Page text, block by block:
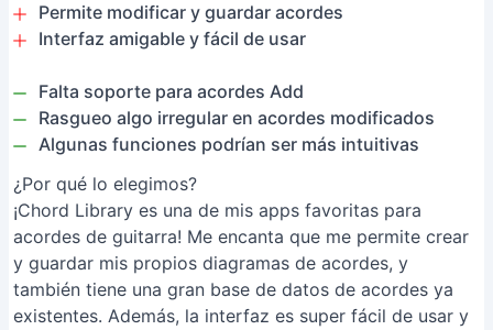
Permite modificar y guardar acordes
Interfaz amigable y fácil de usar
Falta soporte para acordes Add
Rasgueo algo irregular en acordes modificados
Algunas funciones podrían ser más intuitivas
¿Por qué lo elegimos?
¡Chord Library es una de mis apps favoritas para
acordes de guitarra! Me encanta que me permite crear
y guardar mis propios diagramas de acordes, y
también tiene una gran base de datos de acordes ya
existentes. Además, la interfaz es super fácil de usar y